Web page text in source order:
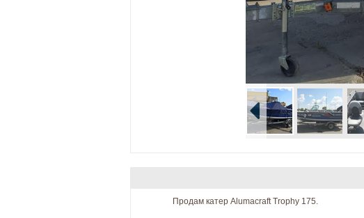
Продам катер Alumacraft Trophy 175.